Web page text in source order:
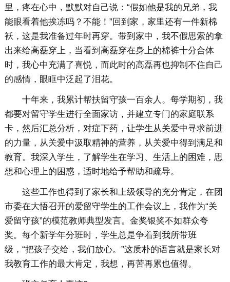
里，疼在心中，默默对自己说：“假如他是我的兄弟，我
能眼看着他挨冻吗？不能！”回到家，家里还有一件新棉
袄，这是我准备过年时再穿。带到家中，我不假思索的拿
出来给高磊穿上，当看到高磊穿在身上的棉裤十分合体
时，我心中充满了喜悦，而此时的高磊再也抑制不住自己
的感情，眼眶中泛起了泪花。
十年来，我累计帮扶留守孩一百余人。每学期初，我
都要对留守学生进行全面家访，并建立专门的家庭联系
卡，然后汇总分析，对症下药，让学生从关爱中寻求前进
的力量，从关爱中汲取精神的营养，从关爱中得到满足和
教育。我深入学生，了解学生在学习、生活上的困难，思
想和心理上的困惑，适时地给予帮助和疏导。
这些工作也得到了家长和上级领导的充分肯定，在团
市委在大悟召开的爱留守学生的工作会议上，我作为“关
爱留守孩”的模范教师典型发言。金奖银奖不如群众夸
奖。每个新学年分班时，学生总是争着到我所带班
级，“把孩子交给，我们放心。”这质朴的语言就是家长对
我教育工作的最大肯定，我想，再苦再累也值得。